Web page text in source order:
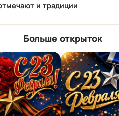
и традиции
Больше открыток